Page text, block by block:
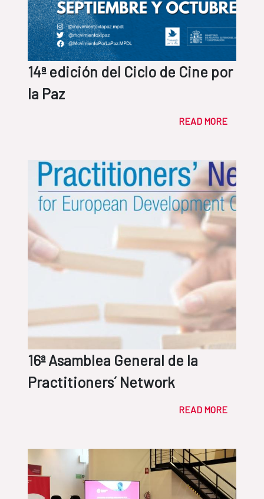
14ª edición del Ciclo de Cine por
la Paz
READ MORE
16ª Asamblea General de la
Practitioners´ Network
READ MORE